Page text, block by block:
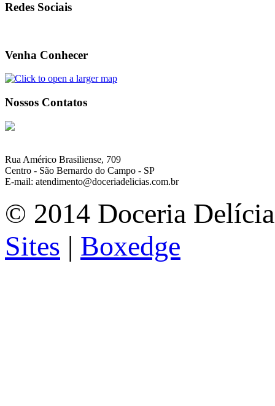
Redes Sociais
Venha Conhecer
Nossos Contatos
Rua Américo Brasiliense, 709
Centro - São Bernardo do Campo - SP
E-mail: atendimento@doceriadelicias.com.br
© 2014 Doceria
Sites | Boxedge